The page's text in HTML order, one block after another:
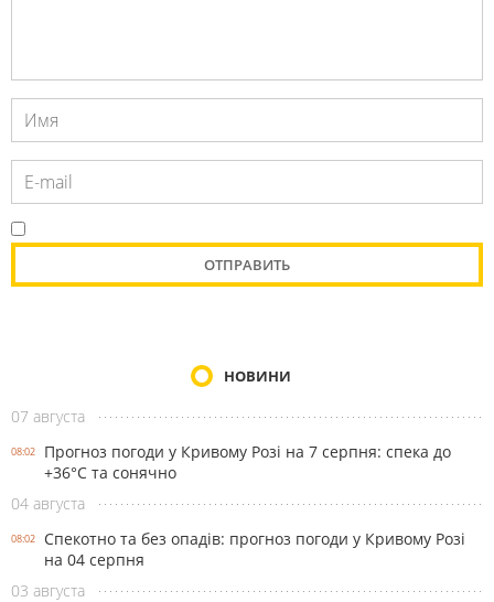
НОВИНИ
07 августа
08:02
Прогноз погоди у Кривому Розі на 7 серпня: спека до
+36°С та сонячно
04 августа
08:02
Спекотно та без опадів: прогноз погоди у Кривому Розі
на 04 серпня
03 августа